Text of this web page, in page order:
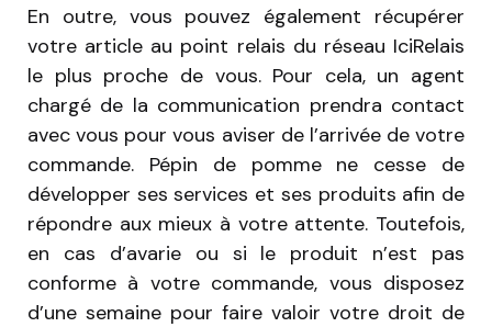
En outre, vous pouvez également récupérer
votre article au point relais du réseau IciRelais
le plus proche de vous. Pour cela, un agent
chargé de la communication prendra contact
avec vous pour vous aviser de l’arrivée de votre
commande. Pépin de pomme ne cesse de
développer ses services et ses produits afin de
répondre aux mieux à votre attente. Toutefois,
en cas d’avarie ou si le produit n’est pas
conforme à votre commande, vous disposez
d’une semaine pour faire valoir votre droit de